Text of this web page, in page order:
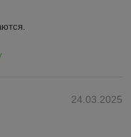
24.03.2025